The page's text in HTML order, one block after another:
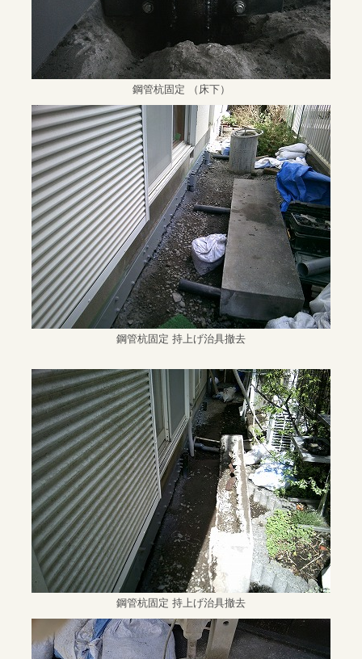
鋼管杭固定 （床下）
鋼管杭固定 持上げ治具撤去
鋼管杭固定 持上げ治具撤去